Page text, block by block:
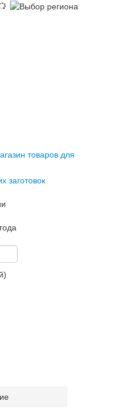
товаров для
заготовок